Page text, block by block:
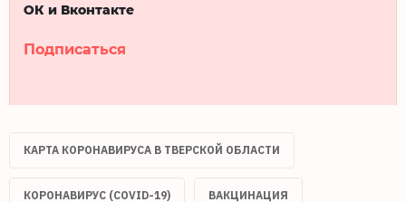
ОК и Вконтакте
Подписаться
КАРТА КОРОНАВИРУСА В ТВЕРСКОЙ ОБЛАСТИ
КОРОНАВИРУС (COVID-19) ВАКЦИНАЦИЯ